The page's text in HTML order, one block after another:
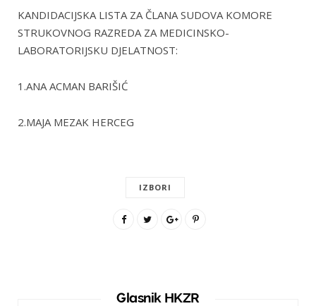
KANDIDACIJSKA LISTA ZA ČLANA SUDOVA KOMORE
STRUKOVNOG RAZREDA ZA MEDICINSKO-
LABORATORIJSKU DJELATNOST:
1.ANA ACMAN BARIŠIĆ
2.MAJA MEZAK HERCEG
IZBORI
Glasnik HKZR